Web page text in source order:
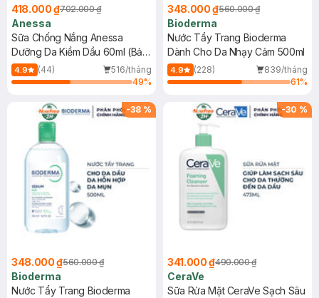
418.000 ₫702.000 ₫
Anessa
Sữa Chống Nắng Anessa
Dưỡng Da Kiềm Dầu 60ml (Bản
Mới)
4.9 (44)
516/tháng
49%
348.000 ₫560.000 ₫
Bioderma
Nước Tẩy Trang Bioderma
Dành Cho Da Nhạy Cảm 500ml
4.9 (228)
839/tháng
61%
-38 %
348.000 ₫560.000 ₫
Bioderma
Nước Tẩy Trang Bioderma
-30 %
341.000 ₫490.000 ₫
CeraVe
Sữa Rửa Mặt CeraVe Sạch Sâu